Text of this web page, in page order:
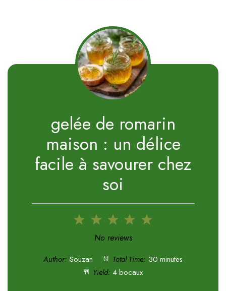
gelée de romarin
maison : un délice
facile à savourer chez
soi
5
4
3
Stars
2
Stars
1
Star
No reviews
Author: Souzan Total Time: 30 minutes
Yield: 4 bocaux